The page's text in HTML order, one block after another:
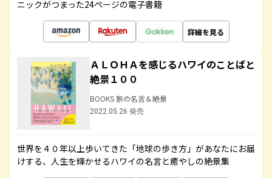
ニックがつまった24ページの電子書籍
詳細を見る
ＡＬＯＨＡを感じるハワイのことばと
絶景１００
BOOKS 旅の名言＆絶景
2022.05.26 発売
世界を４０年以上歩いてきた「地球の歩き方」があなたにお届
けする、人生を輝かせるハワイの名言と癒やしの絶景集